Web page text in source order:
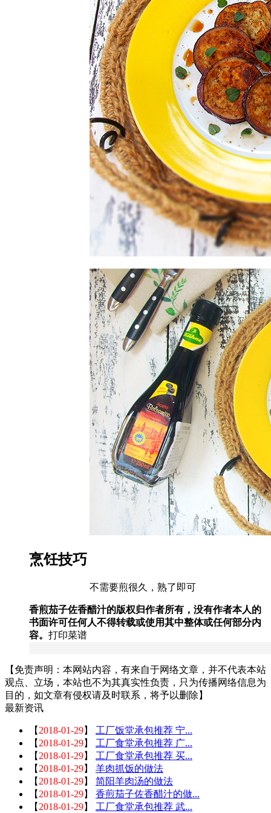
烹饪技巧
不需要煎很久，熟了即可
香煎茄子佐香醋汁的版权归作者所有，没有作者本人的
书面许可任何人不得转载或使用其中整体或任何部分内
容。 打印菜谱
【免责声明：本网站内容，有来自于网络文章，并不代表本站
观点、立场，本站也不为其真实性负责，只为传播网络信息为
目的，如文章有侵权请及时联系，将予以删除】
最新资讯
【 2018-01-29】 工厂饭堂承包推荐 宁...
【 2018-01-29】 工厂食堂承包推荐 广...
【 2018-01-29】 工厂食堂承包推荐 买...
【 2018-01-29】 羊肉抓饭的做法
【 2018-01-29】 简阳羊肉汤的做法
【 2018-01-29】 香煎茄子佐香醋汁的做...
【 2018-01-29】 工厂食堂承包推荐 武...